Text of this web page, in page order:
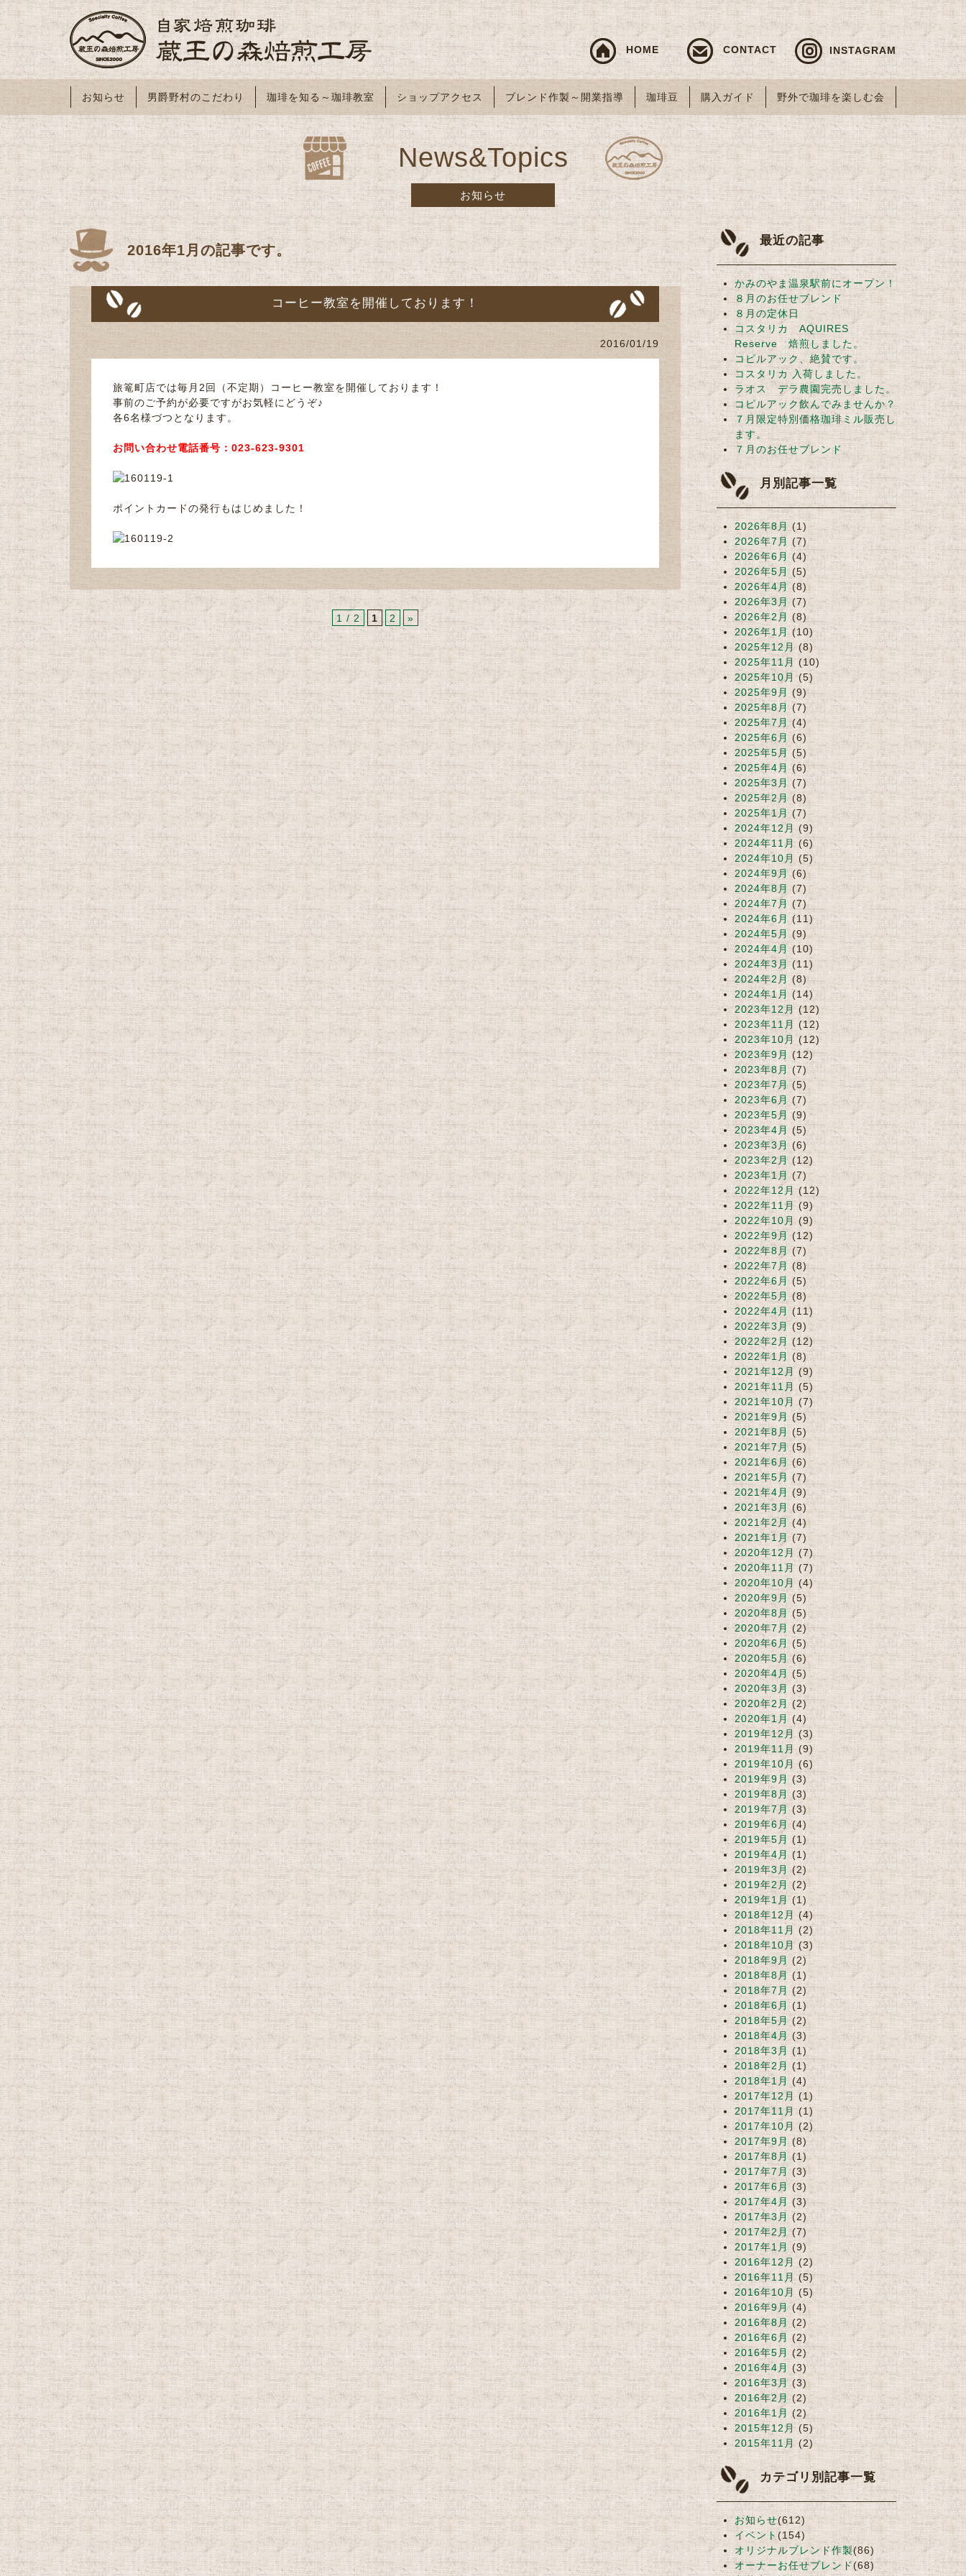
HOME CONTACT INSTAGRAM
お知らせ 男爵野村のこだわり 珈琲を知る～珈琲教室 ショップアクセス ブレンド作製～開業指導 珈琲豆 購入ガイド 野外で珈琲を楽しむ会
News&Topics
お知らせ
2016年1月の記事です。
コーヒー教室を開催しております！
2016/01/19
旅篭町店では毎月2回（不定期）コーヒー教室を開催しております！
事前のご予約が必要ですがお気軽にどうぞ♪
各6名様づつとなります。
お問い合わせ電話番号：023-623-9301
ポイントカードの発行もはじめました！
1 / 2 1 2 »
最近の記事
かみのやま温泉駅前にオープン！
８月のお任せブレンド
８月の定休日
コスタリカ AQUIRES
Reserve 焙煎しました。
コピルアック、絶賛です。
コスタリカ 入荷しました。
ラオス デラ農園完売しました。
コピルアック飲んでみませんか？
７月限定特別価格珈琲ミル販売し
ます。
７月のお任せブレンド
月別記事一覧
2026年8月(1)
2026年7月 (7)
2026年6月(4)
2026年5月(5)
2026年4月(8)
2026年3月(7)
2026年2月 (8)
2026年1月(10)
2025年12月(8)
2025年11月(10)
2025年10月 (5)
2025年9月 (9)
2025年8月(7)
2025年7月 (4)
2025年6月 (6)
2025年5月(5)
2025年4月(6)
2025年3月(7)
2025年2月(8)
2025年1月(7)
2024年12月 (9)
2024年11月(6)
2024年10月(5)
2024年9月(6)
2024年8月(7)
2024年7月 (7)
2024年6月(11)
2024年5月 (9)
2024年4月 (10)
2024年3月(11)
2024年2月 (8)
2024年1月(14)
2023年12月(12)
2023年11月 (12)
2023年10月 (12)
2023年9月(12)
2023年8月(7)
2023年7月(5)
2023年6月(7)
2023年5月 (9)
2023年4月(5)
2023年3月(6)
2023年2月(12)
2023年1月(7)
2022年12月 (12)
2022年11月(9)
2022年10月(9)
2022年9月(12)
2022年8月(7)
2022年7月 (8)
2022年6月(5)
2022年5月 (8)
2022年4月 (11)
2022年3月 (9)
2022年2月(12)
2022年1月(8)
2021年12月(9)
2021年11月 (5)
2021年10月 (7)
2021年9月(5)
2021年8月(5)
2021年7月(5)
2021年6月(6)
2021年5月 (7)
2021年4月(9)
2021年3月(6)
2021年2月(4)
2021年1月(7)
2020年12月 (7)
2020年11月(7)
2020年10月 (4)
2020年9月 (5)
2020年8月 (5)
2020年7月 (2)
2020年6月(5)
2020年5月(6)
2020年4月(5)
2020年3月 (3)
2020年2月 (2)
2020年1月(4)
2019年12月(3)
2019年11月 (9)
2019年10月 (6)
2019年9月(3)
2019年8月(3)
2019年7月(3)
2019年6月(4)
2019年5月 (1)
2019年4月(1)
2019年3月 (2)
2019年2月 (2)
2019年1月 (1)
2018年12月 (4)
2018年11月 (2)
2018年10月(3)
2018年9月(2)
2018年8月(1)
2018年7月 (2)
2018年6月(1)
2018年5月(2)
2018年4月(3)
2018年3月 (1)
2018年2月(1)
2018年1月(4)
2017年12月(1)
2017年11月 (1)
2017年10月 (2)
2017年9月(8)
2017年8月 (1)
2017年7月 (3)
2017年6月 (3)
2017年4月 (3)
2017年3月(2)
2017年2月 (7)
2017年1月 (9)
2016年12月 (2)
2016年11月(5)
2016年10月 (5)
2016年9月(4)
2016年8月(2)
2016年6月 (2)
2016年5月(2)
2016年4月(3)
2016年3月(3)
2016年2月(2)
2016年1月 (2)
2015年12月(5)
2015年11月(2)
カテゴリ別記事一覧
お知らせ(612)
イベント(154)
オリジナルブレンド作製(86)
オーナーお任せブレンド(68)